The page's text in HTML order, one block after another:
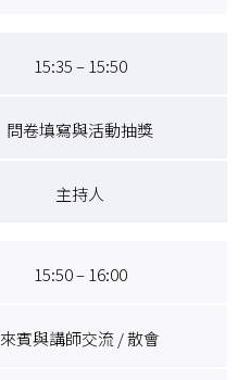
15:35 – 15:50
問卷填寫與活動抽獎
主持人
15:50 – 16:00
來賓與講師交流 / 散會